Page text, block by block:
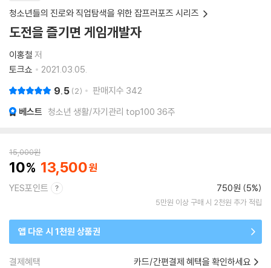
청소년들의 진로와 직업탐색을 위한 잡프러포즈 시리즈
도전을 즐기면 게임개발자
이홍철 저
토크쇼
2021.03.05.
9.5 2 판매지수 342
베스트 청소년 생활/자기관리 top100 36주
15,000원
10 13,500
YES포인트 750원 (5%)
5만원 이상 구매 시 2천원 추가 적립
앱 다운 시 1천원 상품권
결제혜택 카드/간편결제 혜택을 확인하세요